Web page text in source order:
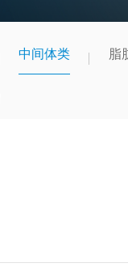
中间体类 脂